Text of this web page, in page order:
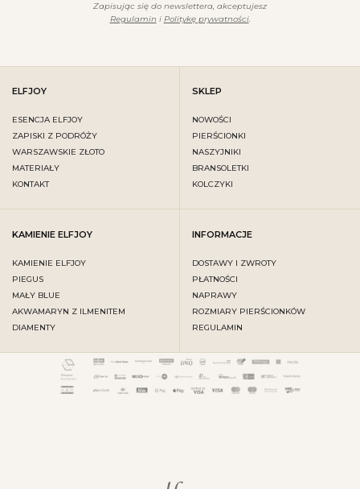
Zapisując się do newslettera, akceptujesz
Regulamin i Politykę prywatności.
ELFJOY
ESENCJA ELFJOY
ZAPISKI Z PODRÓŻY
WARSZAWSKIE ZŁOTO
MATERIAŁY
KONTAKT
SKLEP
NOWOŚCI
PIERŚCIONKI
NASZYJNIKI
BRANSOLETKI
KOLCZYKI
KAMIENIE ELFJOY
KAMIENIE ELFJOY
PIEGUS
MAŁY BLUE
AKWAMARYN Z ILMENITEM
DIAMENTY
INFORMACJE
DOSTAWY I ZWROTY
PŁATNOŚCI
NAPRAWY
ROZMIARY PIERŚCIONKÓW
REGULAMIN